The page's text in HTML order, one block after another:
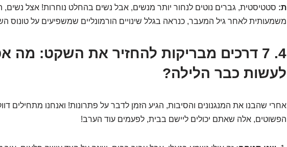
ת: סטטיסטית, גברים נוטים לנחור יותר מנשים, אבל נשים בהחלט נוחרות! אצל נשים,
משמעותית לאחר גיל המעבר, כנראה בגלל שינויים הורמונליים שמשפיעים על טונוס
4. 7 דרכים מבריקות להחזיר את השקט: מה
לעשות כבר הלילה?
אחרי שהבנו את המנגנונים והסיבות, הגיע הזמן לדבר על פתרונות! ואנחנו מתחילים
הפשוטים, אלה שאתם יכולים ליישם בבית, לפעמים עוד הערב!